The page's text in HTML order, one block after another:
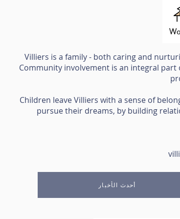
Villiers is a family - both caring and
Community involvement is an integral
Children leave Villiers with a sense of
pursue their dreams, by building
أحدث الأخبار